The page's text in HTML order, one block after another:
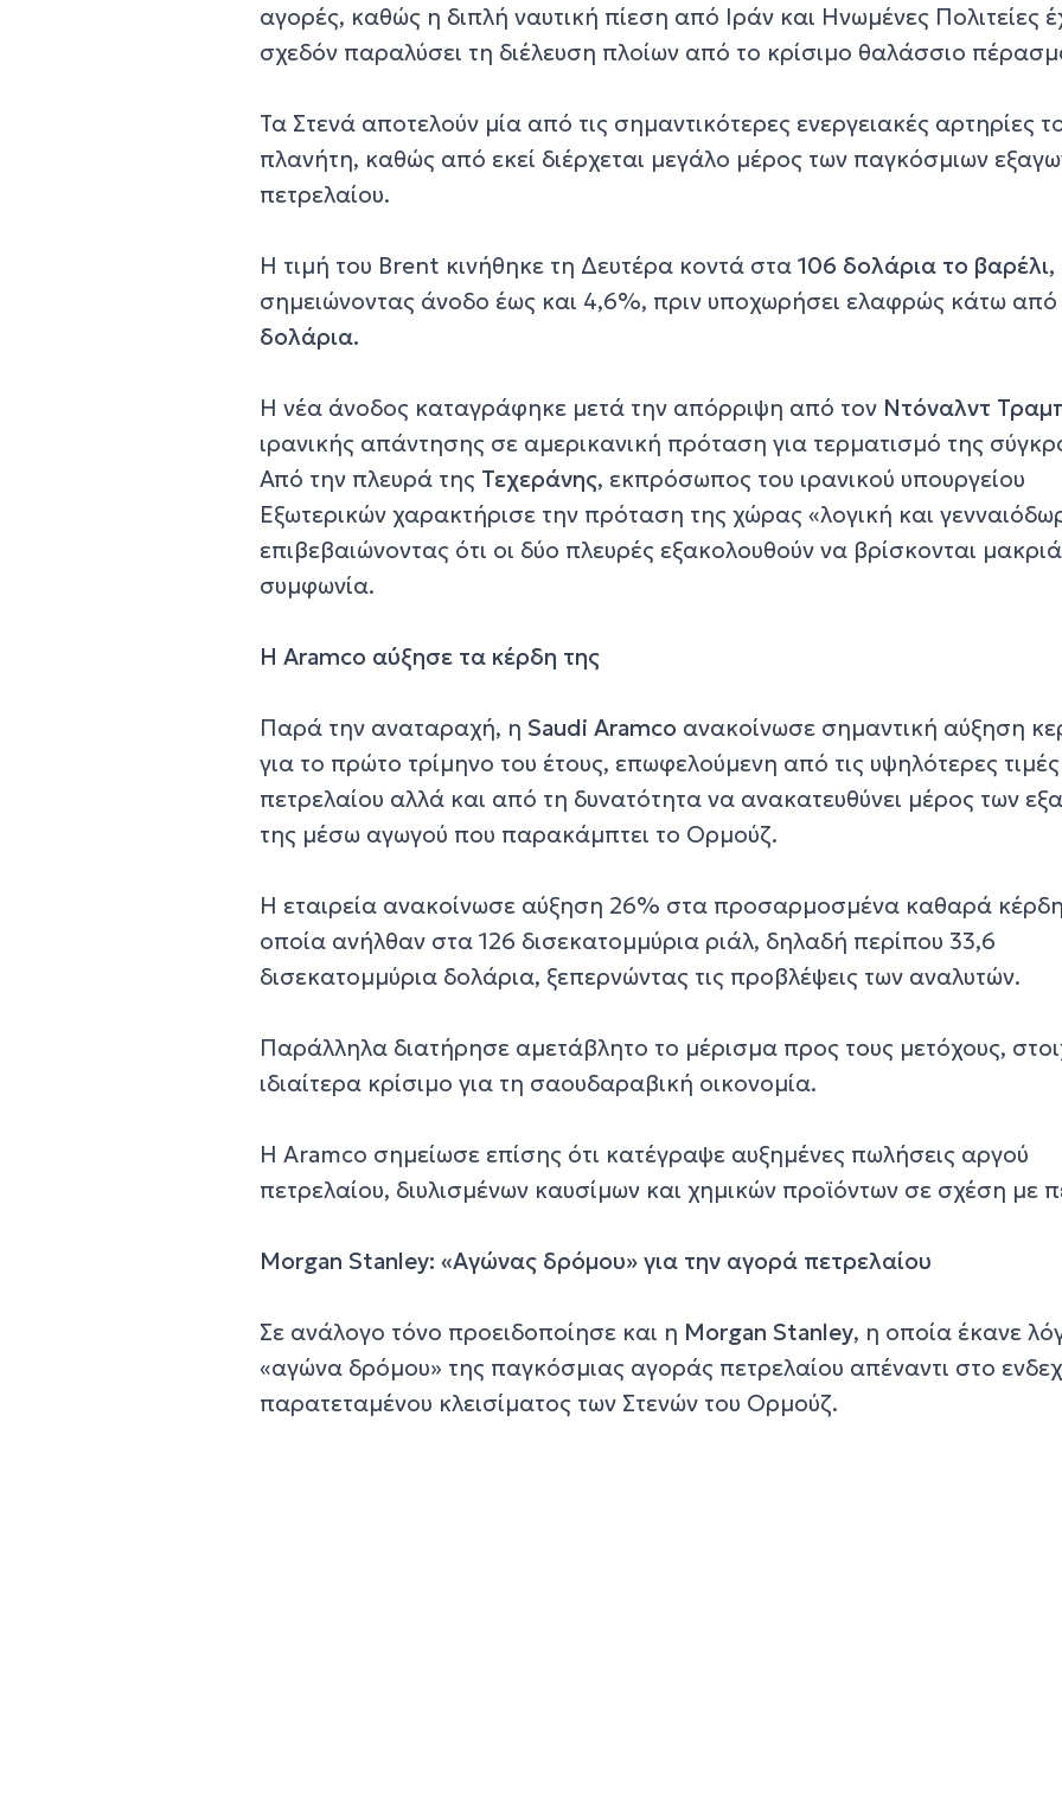
αγορές, καθώς η διπλή ναυτική πίεση από Ιράν και Ηνωμένες Πολιτείες
σχεδόν παραλύσει τη διέλευση πλοίων από το κρίσιμο θαλάσσιο
Τα Στενά αποτελούν μία από τις σημαντικότερες ενεργειακές αρτηρίες
πλανήτη, καθώς από εκεί διέρχεται μεγάλο μέρος των παγκόσμιων
πετρελαίου.
Η τιμή του Brent κινήθηκε τη Δευτέρα κοντά στα106 δολάρια το βαρέλι,
σημειώνοντας άνοδο έως και 4,6%, πριν υποχωρήσει ελαφρώς κάτω από
δολάρια.
Η νέα άνοδος καταγράφηκε μετά την απόρριψη από τον Ντόναλντ
ιρανικής απάντησης σε αμερικανική πρόταση για τερματισμό της
Από την πλευρά της Τεχεράνης, εκπρόσωπος του ιρανικού υπουργείου
Εξωτερικών χαρακτήρισε την πρόταση της χώρας «λογική και
επιβεβαιώνοντας ότι οι δύο πλευρές εξακολουθούν να βρίσκονται
συμφωνία.
Η Aramco αύξησε τα κέρδη της
Παρά την αναταραχή, η Saudi Aramco ανακοίνωσε σημαντική αύξηση
για το πρώτο τρίμηνο του έτους, επωφελούμενη από τις υψηλότερες τιμές
πετρελαίου αλλά και από τη δυνατότητα να ανακατευθύνει μέρος των
της μέσω αγωγού που παρακάμπτει το Ορμούζ.
Η εταιρεία ανακοίνωσε αύξηση 26% στα προσαρμοσμένα καθαρά
οποία ανήλθαν στα 126 δισεκατομμύρια ριάλ, δηλαδή περίπου 33,6
δισεκατομμύρια δολάρια, ξεπερνώντας τις προβλέψεις των αναλυτών.
Παράλληλα διατήρησε αμετάβλητο το μέρισμα προς τους μετόχους,
ιδιαίτερα κρίσιμο για τη σαουδαραβική οικονομία.
Η Aramco σημείωσε επίσης ότι κατέγραψε αυξημένες πωλήσεις αργού
πετρελαίου, διυλισμένων καυσίμων και χημικών προϊόντων σε σχέση με
Morgan Stanley: «Αγώνας δρόμου» για την αγορά πετρελαίου
Σε ανάλογο τόνο προειδοποίησε και η Morgan Stanley, η οποία έκανε
«αγώνα δρόμου» της παγκόσμιας αγοράς πετρελαίου απέναντι στο
παρατεταμένου κλεισίματος των Στενών του Ορμούζ.